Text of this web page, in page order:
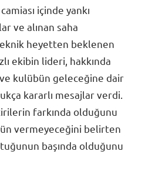
içinde yankı
ve alınan saha
heyetten beklenen
ekibin lideri, hakkında
ve kulübün geleceğine dair
kararlı mesajlar verdi.
farkında olduğunu
vermeyeceğini belirten
başında olduğunu